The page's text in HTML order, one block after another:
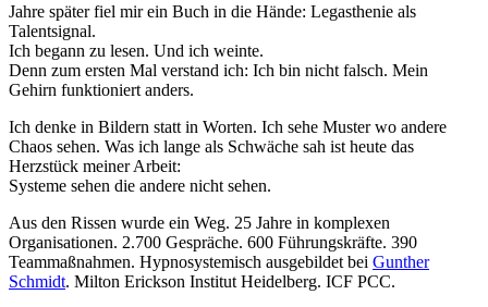
Jahre später fiel mir ein Buch in die Hände: Legasthenie als
Talentsignal.
Ich begann zu lesen. Und ich weinte.
Denn zum ersten Mal verstand ich: Ich bin nicht falsch. Mein
Gehirn funktioniert anders.
Ich denke in Bildern statt in Worten. Ich sehe Muster wo andere
Chaos sehen. Was ich lange als Schwäche sah ist heute das
Herzstück meiner Arbeit:
Systeme sehen die andere nicht sehen.
Aus den Rissen wurde ein Weg. 25 Jahre in komplexen
Organisationen. 2.700 Gespräche. 600 Führungskräfte. 390
Teammaßnahmen. Hypnosystemisch ausgebildet bei Gunther
Schmidt. Milton Erickson Institut Heidelberg. ICF PCC.